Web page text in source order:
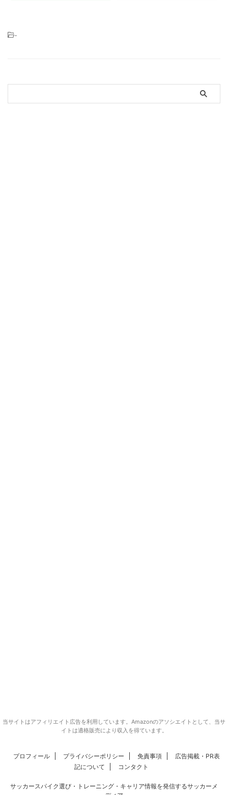
-
当サイトはアフィリエイト広告を利用しています。Amazonのアソシエイトとして、当サ
イトは適格販売により収入を得ています。
プロフィール プライバシーポリシー 免責事項
広告掲載・PR表
記について
コンタクト
サッカースパイク選び・トレーニング・キャリア情報を発信するサッカーメ